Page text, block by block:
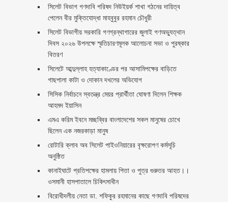
সিলেট বিভাগ গণদাবি পরিষদ নিউইয়র্ক শাখা গঠনের দায়িত্ব
পেলেন বীর মুক্তিযোদ্ধা মাহবুবুর রহমান চৌধুরী ‎ ‎
সিলেট বিভাগীয় সরকারি গণগ্রন্থাগারের জুলাই গণঅভ্যুত্থান
দিবস ২০২৬ উপলক্ষে স্মৃতিচারণমূলক আলোচনা সভা ও পুরষ্কার
বিতরণ ‎ ‎
সিলেটে আব্দুল্লাহ হত্যাকাণ্ডের পর আসামিপক্ষের বাড়িতে
গাছপালা কাটা ও দোকান দখলের অভিযোগ
সিসিক নির্বাচনে স্বতন্ত্র মেয়র প্রার্থীতা ঘোষণা দিলেন শিক্ষক
আহমদ ইয়াসিন
এমএ করিম ইবনে মচ্ছব্বির বাংলাদেশের সকল মানুষের চোখে
ছিলেন এক নজরকাড়া মানুষ ‎
রোটারি ক্লাব অব সিলেট পাইওনিয়ারের বৃক্ষরোপণ কর্মসূচি
অনুষ্ঠিত
কানাইঘাটে প্রতিপক্ষের হামলায় পিতা ও পুত্র গুরুতর আহত।।
ওসমানী হাসপাতালে চিকিৎসাধীন
বিরোধীদলীয় নেতা ডা. শফিকুর রহমানের কাছে গণদাবি পরিষদের